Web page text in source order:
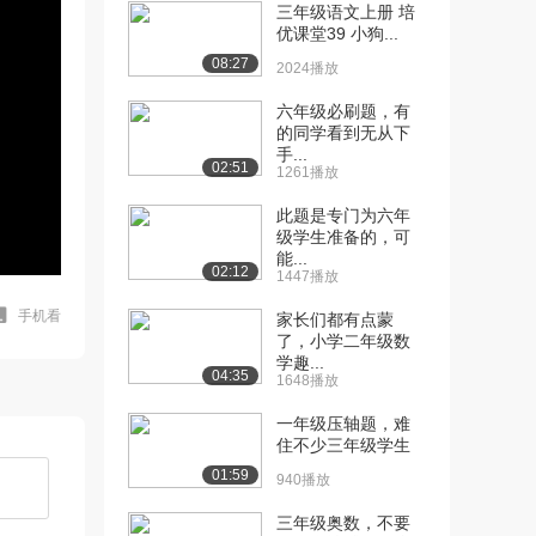
手机看
08:27
三年级语文上册 培
优课堂39 小狗...
2024播放
02:51
六年级必刷题，有
的同学看到无从下
手...
1261播放
02:12
此题是专门为六年
级学生准备的，可
能...
1447播放
04:35
家长们都有点蒙
了，小学二年级数
学趣...
1648播放
01:59
一年级压轴题，难
住不少三年级学生
940播放
三年级奥数，不要